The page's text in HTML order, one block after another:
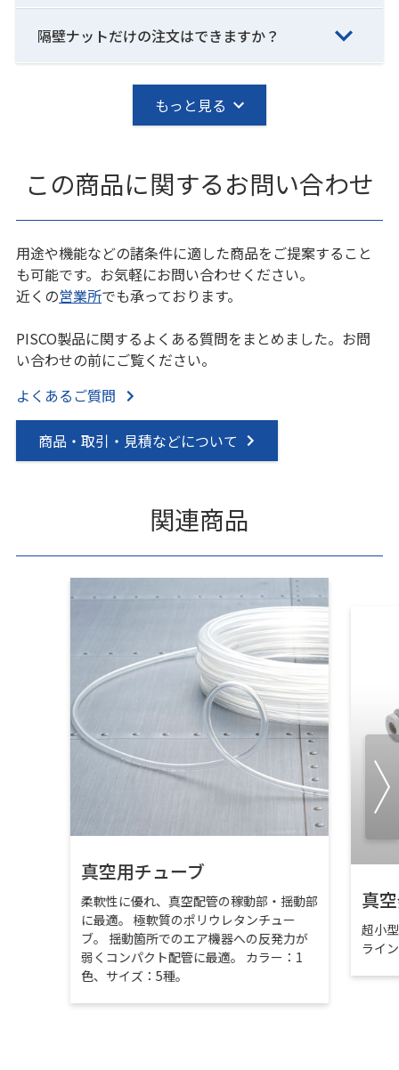
隔壁ナットだけの注文はできますか？
もっと見る
この商品に関するお問い合わせ
用途や機能などの諸条件に適した商品をご提案すること
も可能です。お気軽にお問い合わせください。
近くの営業所でも承っております。
PISCO製品に関するよくある質問をまとめました。お問
い合わせの前にご覧ください。
よくあるご質問
商品・取引・見積などについて
関連商品
真空用チューブ
柔軟性に優れ、真空配管の稼動部・揺動部
に最適。 極軟質のポリウレタンチュー
ブ。 揺動箇所でのエア機器への反発力が
弱くコンパクト配管に最適。 カラー：1
色、サイズ：5種。
真
超小
ライ